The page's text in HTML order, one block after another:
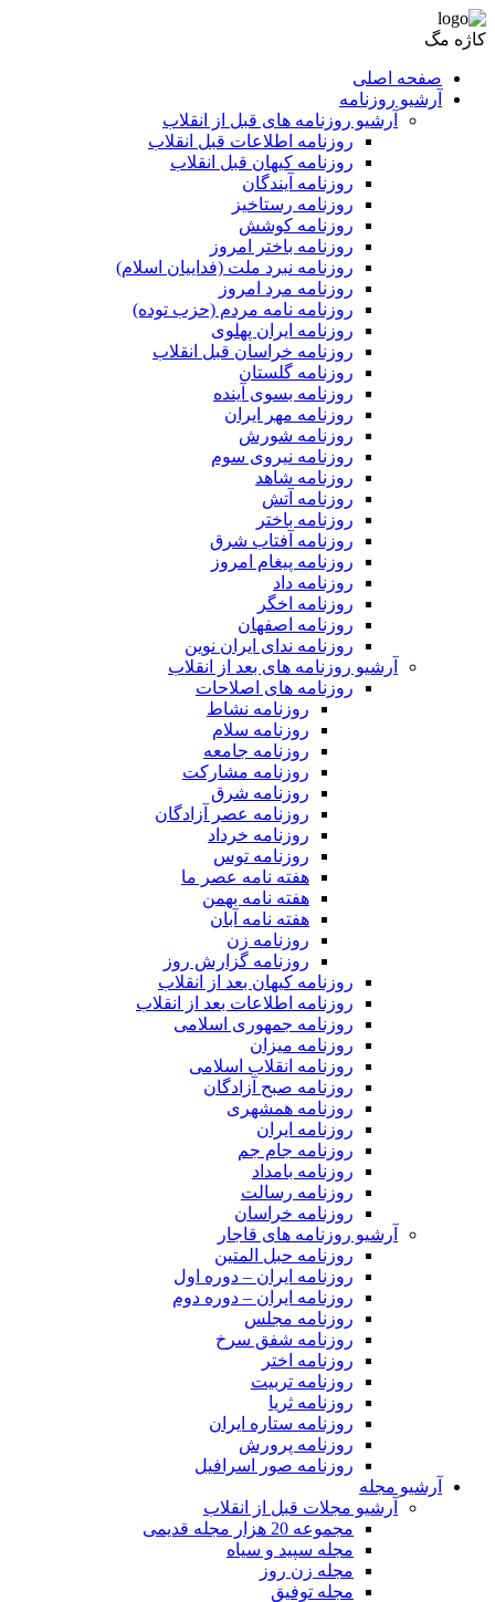
کاژه مگ
صفحه اصلی
آرشیو روزنامه
آرشیو روزنامه های قبل از انقلاب
روزنامه اطلاعات قبل انقلاب
روزنامه کیهان قبل انقلاب
روزنامه آیندگان
روزنامه رستاخیز
روزنامه کوشش
روزنامه باختر امروز
روزنامه نبرد ملت (فداییان اسلام)
روزنامه مرد امروز
روزنامه نامه مردم (حزب توده)
روزنامه ایران پهلوی
روزنامه خراسان قبل انقلاب
روزنامه گلستان
روزنامه بسوی آینده
روزنامه مهر ایران
روزنامه شورش
روزنامه نیروی سوم
روزنامه شاهد
روزنامه آتش
روزنامه باختر
روزنامه آفتاب شرق
روزنامه پیغام امروز
روزنامه داد
روزنامه اخگر
روزنامه اصفهان
روزنامه ندای ایران نوین
آرشیو روزنامه های بعد از انقلاب
روزنامه های اصلاحات
روزنامه نشاط
روزنامه سلام
روزنامه جامعه
روزنامه مشارکت
روزنامه شرق
روزنامه عصر آزادگان
روزنامه خرداد
روزنامه توس
هفته نامه عصر ما
هفته نامه بهمن
هفته نامه آبان
روزنامه زن
روزنامه گزارش روز
روزنامه کیهان بعد از انقلاب
روزنامه اطلاعات بعد از انقلاب
روزنامه جمهوری اسلامی
روزنامه میزان
روزنامه انقلاب اسلامی
روزنامه صبح آزادگان
روزنامه همشهری
روزنامه ایران
روزنامه جام جم
روزنامه بامداد
روزنامه رسالت
روزنامه خراسان
آرشیو روزنامه های قاجار
روزنامه حبل المتین
روزنامه ایران – دوره اول
روزنامه ایران – دوره دوم
روزنامه مجلس
روزنامه شفق سرخ
روزنامه اختر
روزنامه تربیت
روزنامه ثریا
روزنامه ستاره ایران
روزنامه پرورش
روزنامه صور اسرافیل
آرشیو مجله
آرشیو مجلات قبل از انقلاب
مجموعه 20 هزار مجله قدیمی
مجله سپید و سیاه
مجله زن روز
مجله توفیق